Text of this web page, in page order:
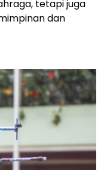
tetapi juga
dan